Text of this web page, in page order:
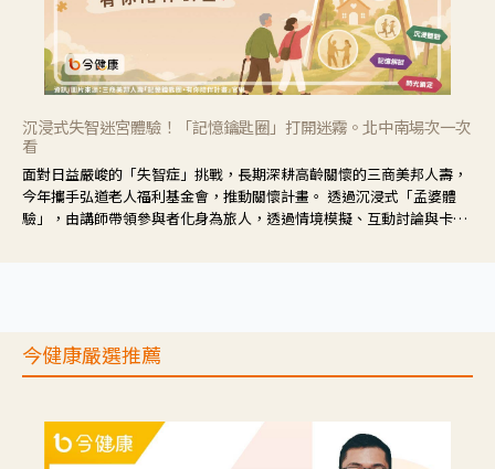
沉浸式失智迷宮體驗！「記憶鑰匙圈」打開迷霧。北中南場次一次
看
面對日益嚴峻的「失智症」挑戰，長期深耕高齡關懷的三商美邦人壽，
今年攜手弘道老人福利基金會，推動關懷計畫。 透過沉浸式「孟婆體
驗」，由講師帶領參與者化身為旅人，透過情境模擬、互動討論與卡牌
今健康嚴選推薦